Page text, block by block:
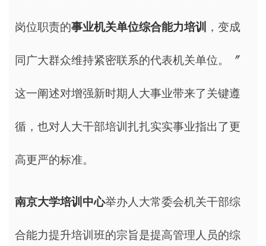
岗位职责的事业机关单位综合能力培训 ，变成
同广大群众维持紧密联系的代表机关单位。〞
这一阐述对增强新时期人大事业带来了关键遵
循，也对人大干部培训扎扎实实事业指出了更
高更严的标准。
南京大学培训中心举办人大常委会机关干部综
合能力提升培训班的宗旨是提高管理人员的综